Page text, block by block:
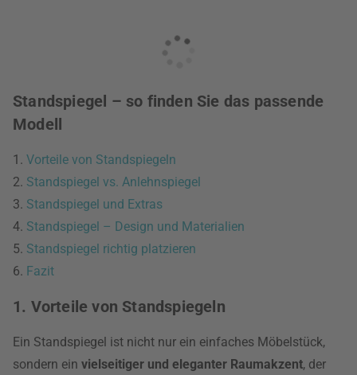
Standspiegel – so finden Sie das passende
Modell
1. Vorteile von Standspiegeln
2. Standspiegel vs. Anlehnspiegel
3. Standspiegel und Extras
4. Standspiegel – Design und Materialien
5. Standspiegel richtig platzieren
6. Fazit
1. Vorteile von Standspiegeln
Ein Standspiegel ist nicht nur ein einfaches Möbelstück,
sondern ein vielseitiger und eleganter Raumakzent, der